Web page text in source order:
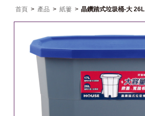
首頁 > 產品 > 紙簍 > 晶鑽踏式垃圾桶-大 26L